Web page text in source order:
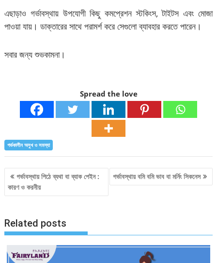
এছাড়াও গর্ভাবস্থায় উপযোগী কিছু কমপ্রেশন স্টকিংস, টাইটস এবং মোজা
পাওয়া যায়। ডাক্তারের সাথে পরামর্শ করে সেগুলো ব্যাবহার করতে পারেন।
সবার জন্য শুভকামনা।
Spread the love
গর্ভকালীন অসুখ ও সমস্যা
Post
navigation
গর্ভাবস্থায় পিঠে ব্যথা বা ব্যাক পেইন :
কারণ ও করনীয়
গর্ভাবস্থায় বমি বমি ভাব বা মর্নিং সিকনেস
Related posts